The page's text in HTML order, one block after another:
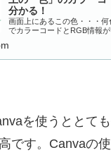
分かる！
画面上にあるこの色・・・
でカラーコードとRGB情報が
を使うととて
です。Canvaの